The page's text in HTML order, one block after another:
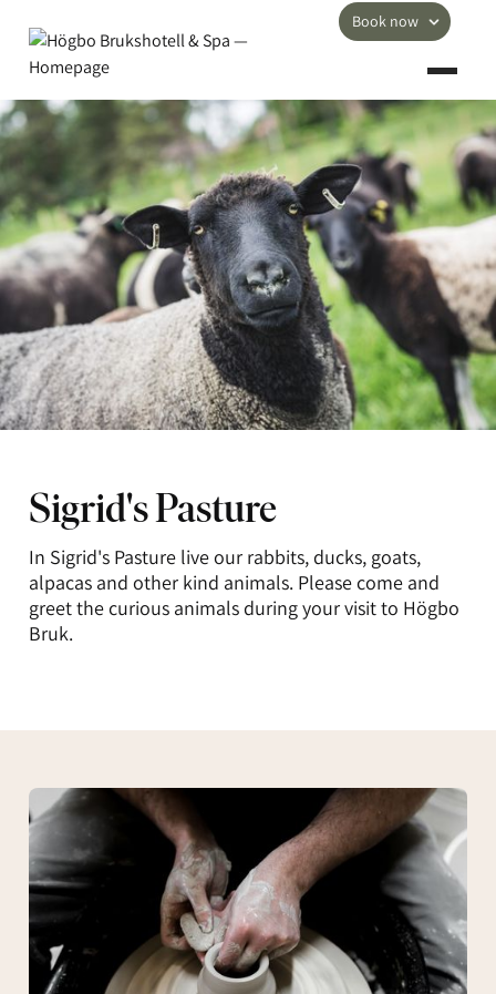
Book now
Sigrid's Pasture
In Sigrid's Pasture live our rabbits, ducks, goats,
alpacas and other kind animals. Please come and
greet the curious animals during your visit to Högbo
Bruk.
Högbo
Drejeri